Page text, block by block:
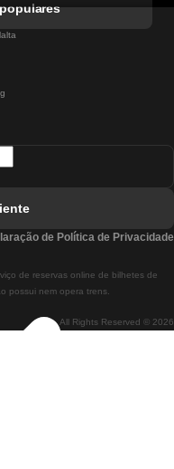
Lagos
Madrid
A Braga
Lisboa All Rights Reserved © 2026
de reservas online de bilhetes de
possui nem opera trens.
de Política de Privacidade